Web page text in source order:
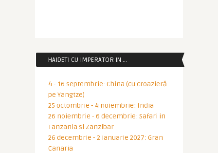
HAIDETI CU IMPERATOR IN …
4 - 16 septembrie: China (cu croazieră
pe Yangtze)
25 octombrie - 4 noiembrie: India
26 noiembrie - 6 decembrie: Safari in
Tanzania si Zanzibar
26 decembrie - 2 ianuarie 2027: Gran
Canaria